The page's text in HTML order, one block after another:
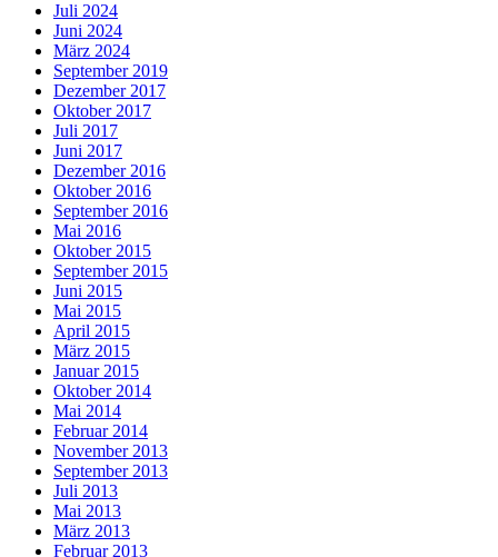
Juli 2024
Juni 2024
März 2024
September 2019
Dezember 2017
Oktober 2017
Juli 2017
Juni 2017
Dezember 2016
Oktober 2016
September 2016
Mai 2016
Oktober 2015
September 2015
Juni 2015
Mai 2015
April 2015
März 2015
Januar 2015
Oktober 2014
Mai 2014
Februar 2014
November 2013
September 2013
Juli 2013
Mai 2013
März 2013
Februar 2013